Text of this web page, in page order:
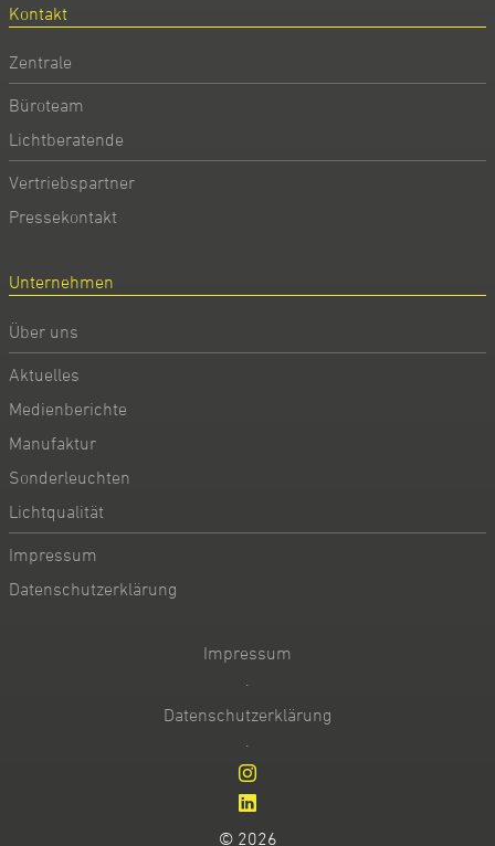
Kontakt
Zentrale
Büroteam
Lichtberatende
Vertriebspartner
Pressekontakt
Unternehmen
Über uns
Aktuelles
Medienberichte
Manufaktur
Sonderleuchten
Lichtqualität
Impressum
Datenschutzerklärung
Impressum
·
Datenschutzerklärung
·
© 2026